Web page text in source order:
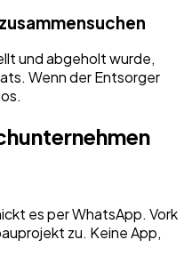
und abgeholt wurde,
Wenn der Entsorger
es per WhatsApp. Vork
zu. Keine App,